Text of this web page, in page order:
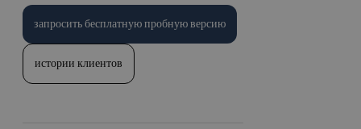
запросить бесплатную пробную версию
истории клиентов